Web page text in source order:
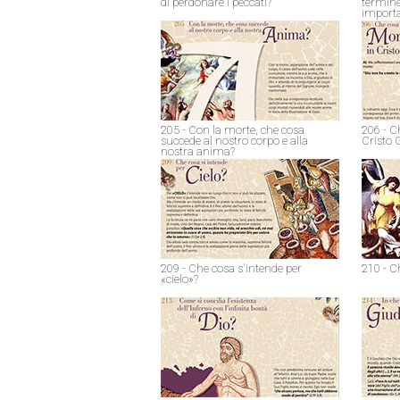
205 - Con la morte, che cosa
succede al nostro corpo e alla
nostra anima?
206 -
Cristo
209 - Che cosa s'intende per
«cielo»?
210 -